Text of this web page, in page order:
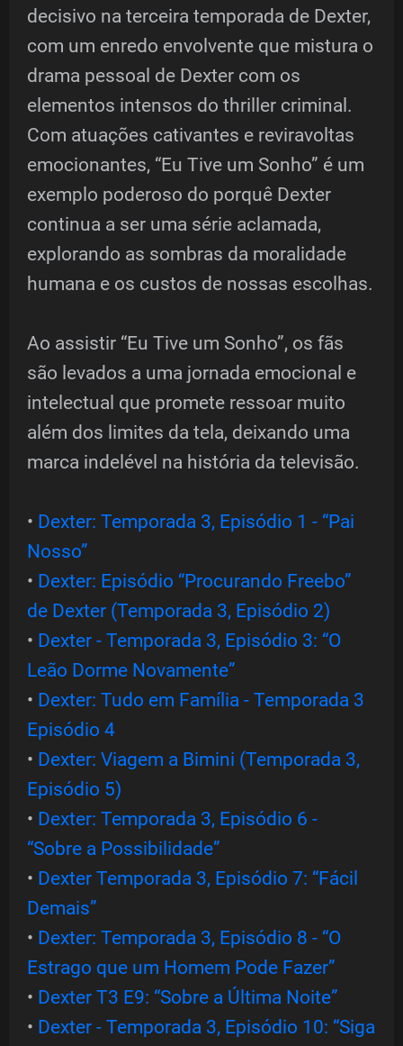
decisivo na terceira temporada de Dexter,
com um enredo envolvente que mistura o
drama pessoal de Dexter com os
elementos intensos do thriller criminal.
Com atuações cativantes e reviravoltas
emocionantes, “Eu Tive um Sonho” é um
exemplo poderoso do porquê Dexter
continua a ser uma série aclamada,
explorando as sombras da moralidade
humana e os custos de nossas escolhas.
Ao assistir “Eu Tive um Sonho”, os fãs
são levados a uma jornada emocional e
intelectual que promete ressoar muito
além dos limites da tela, deixando uma
marca indelével na história da televisão.
• Dexter: Temporada 3, Episódio 1 - “Pai
Nosso”
• Dexter: Episódio “Procurando Freebo”
de Dexter (Temporada 3, Episódio 2)
• Dexter - Temporada 3, Episódio 3: “O
Leão Dorme Novamente”
• Dexter: Tudo em Família - Temporada 3
Episódio 4
• Dexter: Viagem a Bimini (Temporada 3,
Episódio 5)
• Dexter: Temporada 3, Episódio 6 -
“Sobre a Possibilidade”
• Dexter Temporada 3, Episódio 7: “Fácil
Demais”
• Dexter: Temporada 3, Episódio 8 - “O
Estrago que um Homem Pode Fazer”
• Dexter T3 E9: “Sobre a Última Noite”
• Dexter - Temporada 3, Episódio 10: “Siga